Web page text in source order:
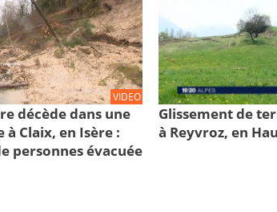
VIDEO
décède dans une
à Claix, en Isère :
personnes évacuée
Glissement de
à Reyvroz, en